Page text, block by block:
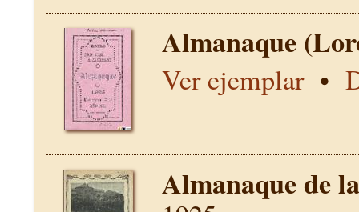
Almanaque
Ver ejemplar•
Almanaque de